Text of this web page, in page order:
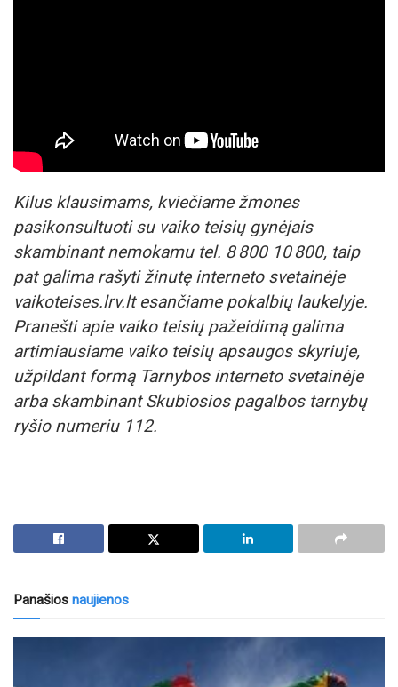
Kilus klausimams, kviečiame žmones
pasikonsultuoti su vaiko teisių gynėjais
skambinant nemokamu tel. 8800 10800, taip
pat galima rašyti žinutę interneto svetainėje
vaikoteises.lrv.lt esančiame pokalbių laukelyje.
Pranešti apie vaiko teisių pažeidimą galima
artimiausiame vaiko teisių apsaugos skyriuje,
užpildant formą Tarnybos interneto svetainėje
arba skambinant Skubiosios pagalbos tarnybų
ryšio numeriu 112.
Panašios naujienos